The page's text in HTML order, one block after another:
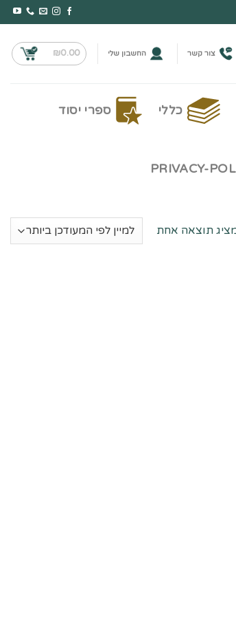
צור קשר החשבון שלי ₪0.00
כללי ספרי יסוד
PRIVACY-
תוצאה אחת